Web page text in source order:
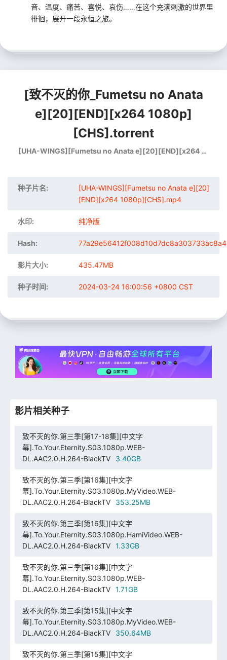
音、温度、痛苦、喜悦、哀伤……在这个充满刺激的世界里
徘徊，展开一段永恒之旅。
[致不灭的你_Fumetsu no Anata
e][20][END][x264 1080p]
[CHS].torrent
[UHA-WINGS][Fumetsu no Anata e][20][END][x264 1080p][CHS].mp4
种子片名:
[UHA-WINGS][Fumetsu no Anata e][20]
[END][x264 1080p][CHS].mp4
水印: 纯净版
Hash:
影片大小: 435.47MB
种子时间: 2024-03-24 16:00:56 +0800 CST
影片相关种子
致不灭的你.第三季[第17-18集][中文字
幕].To.Your.Eternity.S03.1080p.WEB-
DL.AAC2.0.H.264-BlackTV
3.40GB
致不灭的你.第三季[第16集][中文字
幕].To.Your.Eternity.S03.1080p.MyVideo.WEB-
DL.AAC2.0.H.264-BlackTV
353.25MB
致不灭的你.第三季[第16集][中文字
幕].To.Your.Eternity.S03.1080p.HamiVideo.WEB-
DL.AAC2.0.H.264-BlackTV
1.33GB
致不灭的你.第三季[第16集][中文字
幕].To.Your.Eternity.S03.1080p.WEB-
DL.AAC2.0.H.264-BlackTV
1.71GB
致不灭的你.第三季[第15集][中文字
幕].To.Your.Eternity.S03.1080p.MyVideo.WEB-
DL.AAC2.0.H.264-BlackTV
350.64MB
致不灭的你.第三季[第15集][中文字